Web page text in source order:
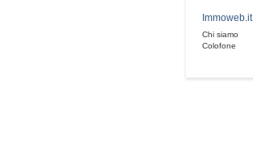
Immoweb.it
Chi siamo
Colofone